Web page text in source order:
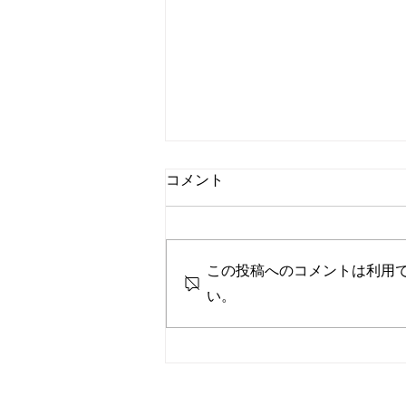
営業時間変更のお知らせ
コメント
この投稿へのコメントは利用
い。